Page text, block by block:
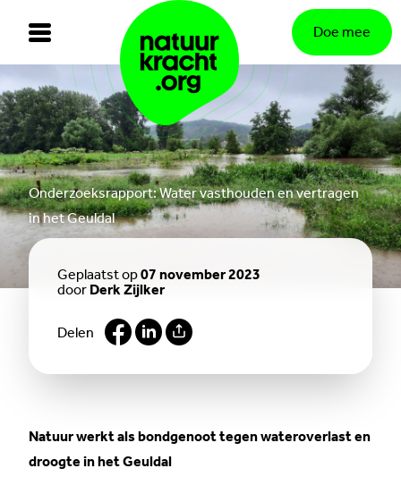
Doe mee
Onderzoeksrapport: Water vasthouden en vertragen
in het Geuldal
Geplaatst op07 november 2023
door Derk Zijlker
Delen
Natuur werkt als bondgenoot tegen wateroverlast en
droogte in het Geuldal